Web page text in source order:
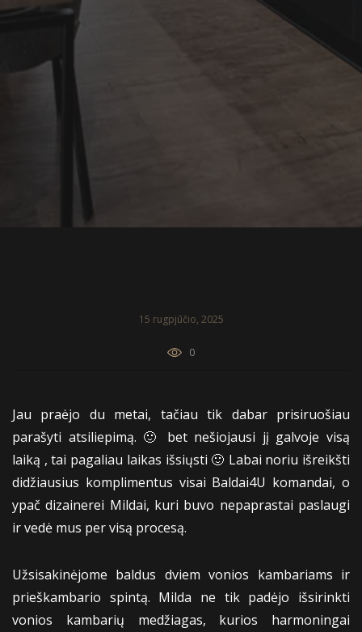
15 rugpjūčio, 2025
0
Jau praėjo du metai, tačiau tik dabar prisiruošiau
parašyti atsiliepimą. 🙂 bet nešiojausi jį galvoje visą
laiką , tai pagaliau laikas išsiųsti 🙂 Labai noriu išreikšti
didžiausius komplimentus visai Baldai4U komandai, o
ypač dizainerei Mildai, kuri buvo nepaprastai paslaugi
ir vedė mus per visą procesą.
Užsisakinėjome baldus dviem vonios kambariams ir
prieškambario spintą. Milda ne tik padėjo išsirinkti
vonios kambarių medžiagas, kurios harmoningai